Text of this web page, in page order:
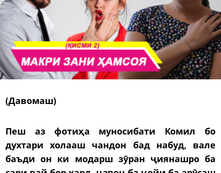
(Давомаш)
Пеш аз фотиҳа муносибати Комил бо
духтари холааш чандон бад набуд, вале
баъди он ки модарш зӯран ҷиянашро ба